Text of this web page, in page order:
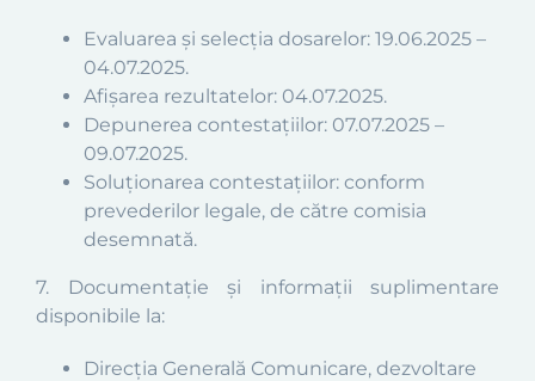
Evaluarea și selecția dosarelor: 19.06.2025 –
04.07.2025.
Afișarea rezultatelor: 04.07.2025.
Depunerea contestațiilor: 07.07.2025 –
09.07.2025.
Soluționarea contestațiilor: conform
prevederilor legale, de către comisia
desemnată.
7. Documentație și informații suplimentare
disponibile la:
Direcția Generală Comunicare, dezvoltare